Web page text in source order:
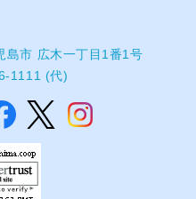
島市 広木一丁目1番1号
1111 (代)